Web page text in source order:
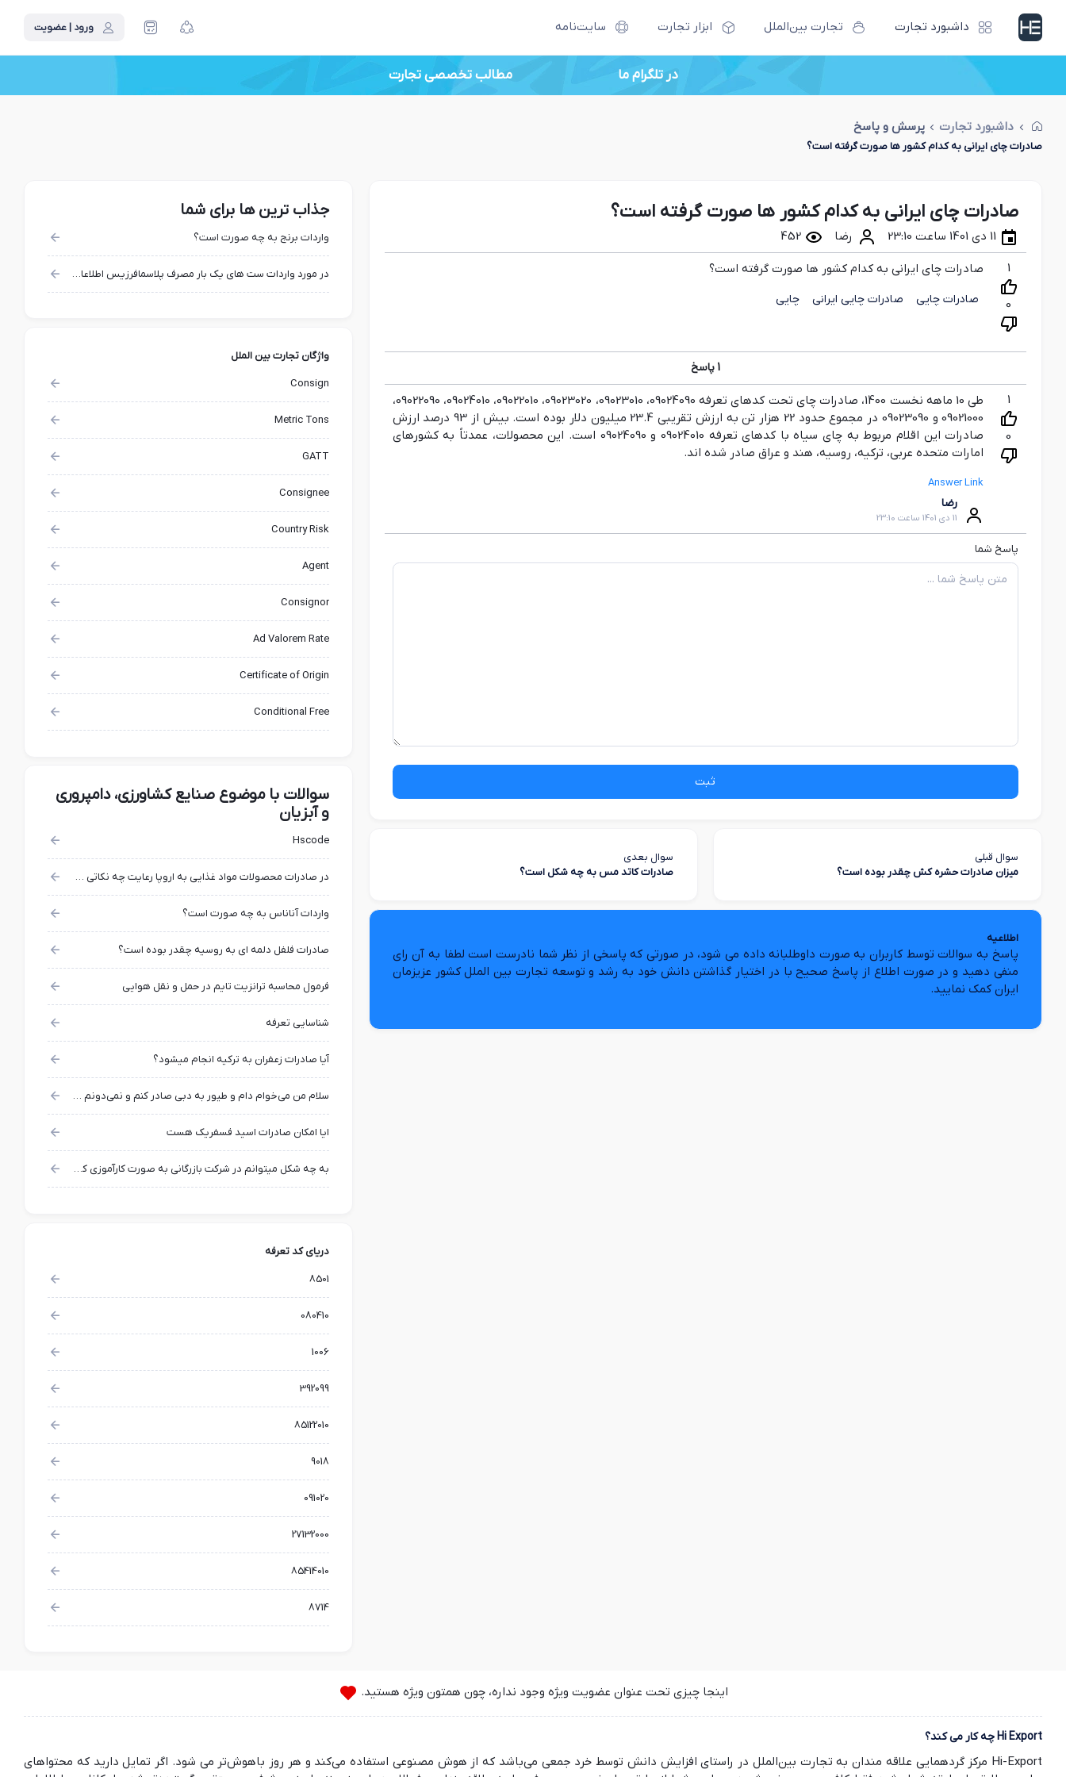
داشبورد تجارت تجارت بین‌الملل ابزار تجارت سایت‌نامه ورود | عضویت
در تلگرام ما مطالب تخصصی تجارت
داشبورد تجارت پرسش و پاسخ
صادرات چای ایرانی به کدام کشور ها صورت گرفته است؟
صادرات چای ایرانی به کدام کشور ها صورت گرفته است؟
11 دی 1401 ساعت 23:10 رضا 452
1
0
صادرات چای ایرانی به کدام کشور ها صورت گرفته است؟
صادرات چایی صادرات چایی ایرانی چایی
1 پاسخ
1
0
طی 10 ماهه نخست 1400، صادرات چای تحت کدهای تعرفه 09024090، 09023010، 09023020، 09022010، 09024010، 09022090،
09021000 و 09023090 در مجموع حدود 22 هزار تن به ارزش تقریبی 23.4 میلیون دلار بوده است. بیش از 93 درصد ارزش
صادرات این اقلام مربوط به چای سیاه با کدهای تعرفه 09024010 و 09024090 است. این محصولات، عمدتاً به کشورهای
امارات متحده عربی، ترکیه، روسیه، هند و عراق صادر شده اند.
Answer Link
رضا
11 دی 1401 ساعت 23:10
پاسخ شما
ثبت
سوال قبلی
میزان صادرات حشره کش چقدر بوده است؟
سوال بعدی
صادرات کاتد مس به چه شکل است؟
اطلاعیه
پاسخ به سوالات توسط کاربران به صورت داوطلبانه داده می شود، در صورتی که پاسخی از نظر شما نادرست است لطفا به آن رای
منفی دهید و در صورت اطلاع از پاسخ صحیح با در اختیار گذاشتن دانش خود به رشد و توسعه تجارت بین الملل کشور عزیزمان
ایران کمک نمایید.
جذاب ترین ها برای شما
واردات برنج به چه صورت است؟
در مورد واردات ست هاي يك بار مصرف پلاسمافرزيس اطلاعات ميخواستم
واژگان تجارت بین الملل
Consign
Metric Tons
GATT
Consignee
Country Risk
Agent
Consignor
Ad Valorem Rate
Certificate of Origin
Conditional Free
سوالات با موضوع صنایع کشاورزی، دامپروری
و آبزیان
Hscode
در صادرات محصولات مواد غذایی به اروپا رعایت چه نکاتی در بسته بندی الزامی است؟
واردات آناناس به چه صورت است؟
صادرات فلفل دلمه ای به روسیه چقدر بوده است؟
فرمول محاسبه ترانزیت تایم در حمل و نقل هوایی
شناسایی تعرفه
آیا صادرات زعفران به ترکیه انجام میشود؟
سلام من می‌خوام دام و طیور به دبی صادر کنم و نمی‌دونم از کجا شروع کنم و باید چه مراحلی رو انجام بدم ، لطفاً صفر تا صد مراحلشو بهم بفرمایید
ايا امكان صادرات اسيد فسفريك هست
به چه شکل میتوانم در شرکت بازرگانی به صورت کارآموزی کار کنم؟
دریای کد تعرفه
8501
080410
1006
392099
85122010
9018
091020
27132000
85414010
8714
اینجا چیزی تحت عنوان عضویت ویژه وجود نداره، چون همتون ویژه هستید.
Hi Export چه کار می کند؟
Hi-Export مرکز گردهمایی علاقه مندان به تجارت بین‌الملل در راستای افزایش دانش توسط خرد جمعی می‌باشد که از هوش مصنوعی استفاده می‌کند و هر روز باهوش‌تر می شود. اگر تمایل دارید که محتواهای